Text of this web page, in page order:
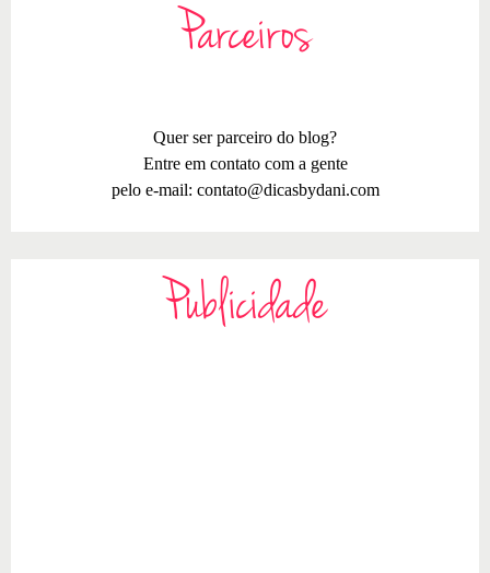
Parceiros
Quer ser parceiro do blog?
Entre em contato com a gente
pelo e-mail: contato@dicasbydani.com
Publicidade